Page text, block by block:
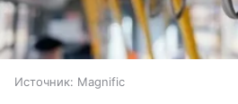
Источник: Magnific